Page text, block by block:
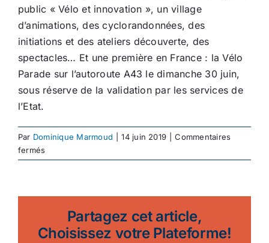
public « Vélo et innovation », un village
d’animations, des cyclorandonnées, des
initiations et des ateliers découverte, des
spectacles… Et une première en France : la Vélo
Parade sur l’autoroute A43 le dimanche 30 juin,
sous réserve de la validation par les services de
l’Etat.
Par Dominique Marmoud 14 juin 2019
Commentaires
ferméssur
Le
Partagez cet article,
Choisissez votre Plateforme!